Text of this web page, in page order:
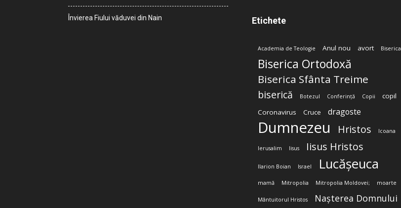
Învierea Fiului văduvei din Nain Etichete
Academia de Teologie Anul nou avort Biserica
Biserica Ortodoxă
Biserica Sfânta Treime
biserică Botezul Conferință Copii
copil
Coronavirus
Cruce dragoste
Dumnezeu Hristos Icoana
Ierusalim Iisus Iisus Hristos
Ilarion Boian Israel Lucășeuca
mamă Mitropolia Mitropolia Moldovei; moarte
Mântuitorul Hristos Nașterea Domnului